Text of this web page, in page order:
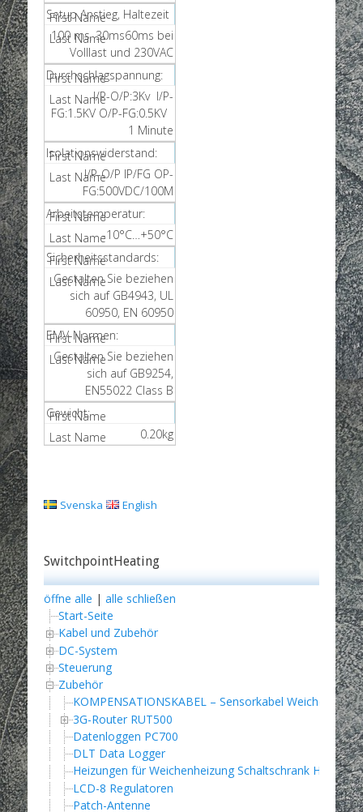
Setup Anstieg, Haltezeit
100 ms, 30ms60ms bei
Volllast und 230VAC
Durchschlagspannung:
I/P-O/P:3Kv I/P-
FG:1.5KV O/P-FG:0.5KV
1 Minute
Isolationswiderstand:
I/P-O/P IP/FG OP-
FG:500VDC/100M
Arbeitstemperatur:
-10°C…+50°C
Sicherheitsstandards:
Gestalten Sie beziehen
sich auf GB4943, UL
60950, EN 60950
EMV-Normen:
Gestalten Sie beziehen
sich auf GB9254,
EN55022 Class B
Gewicht:
0.20kg
Svenska English
SwitchpointHeating
öffne alle | alle schließen
Start-Seite
Kabel und Zubehör
DC-System
Steuerung
Zubehör
KOMPENSATIONSKABEL – Sensorkabel
3G-Router RUT500
Datenloggen PC700
DLT Data Logger
Heizungen für Weichenheizung Schaltschrank HG-140
LCD-8 Regulatoren
Patch-Antenne